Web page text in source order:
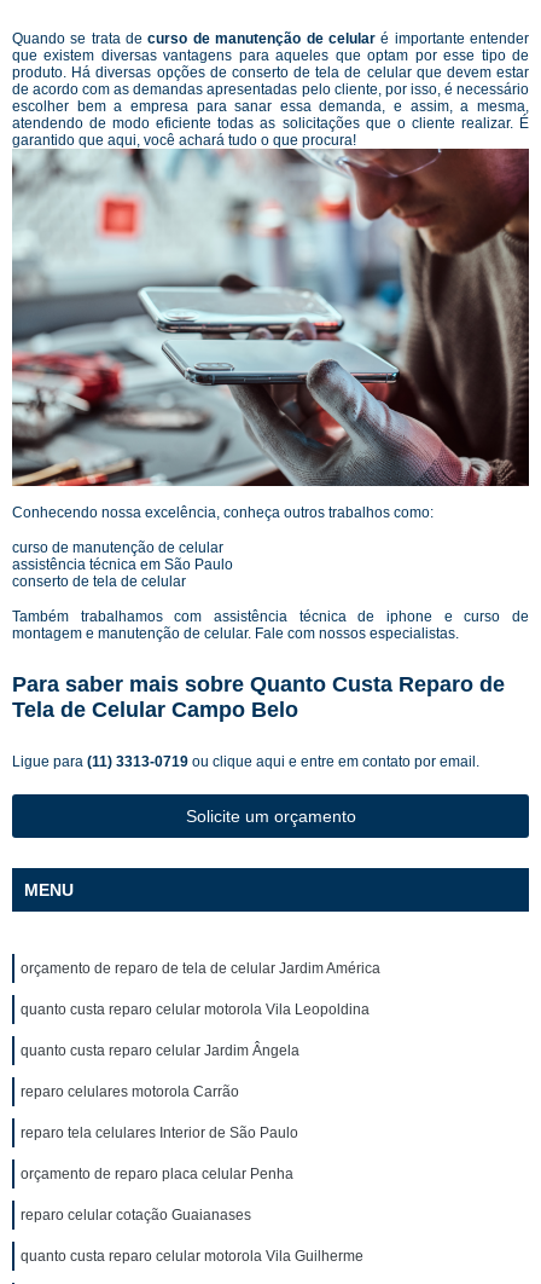
Quando se trata decurso de manutenção de celularé importante entender
que existem diversas vantagens para aqueles que optam por esse tipo de
produto. Há diversas opções de conserto de tela de celular que devem estar
de acordo com as demandas apresentadas pelo cliente, por isso, é necessário
escolher bem a empresa para sanar essa demanda, e assim, a mesma,
atendendo de modo eficiente todas as solicitações que o cliente realizar. É
garantido que aqui, você achará tudo o que procura!
Conhecendo nossa excelência, conheça outros trabalhos como:
curso de manutenção de celular
assistência técnica em São Paulo
conserto de tela de celular
Também trabalhamos com assistência técnica de iphone e curso de
montagem e manutenção de celular. Fale com nossos especialistas.
Para saber mais sobre Quanto Custa Reparo de
Tela de Celular Campo Belo
Ligue para (11) 3313-0719 ou clique aqui e entre em contato por email.
Solicite um orçamento
MENU
orçamento de reparo de tela de celular Jardim América
quanto custa reparo celular motorola Vila Leopoldina
quanto custa reparo celular Jardim Ângela
reparo celulares motorola Carrão
reparo tela celulares Interior de São Paulo
orçamento de reparo placa celular Penha
reparo celular cotação Guaianases
quanto custa reparo celular motorola Vila Guilherme